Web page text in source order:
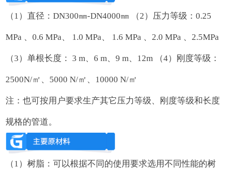
（1）直径：DN300㎜-DN4000㎜ （2）压力等级：0.25
MPa 、0.6 MPa、 1.0 MPa、 1.6 MPa 、2.0 MPa 、2.5MPa
（3）单根长度： 3 m、6 m、9 m、12m （4）刚度等级：
2500N/㎡、5000 N/㎡、10000 N/㎡
注：也可按用户要求生产其它压力等级、刚度等级和长度
规格的管道。
（1）树脂：可以根据不同的使用要求选用不同性能的树